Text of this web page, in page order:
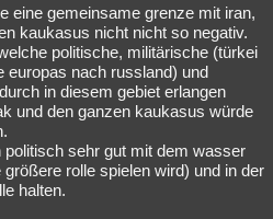
eine gemeinsame grenze mit iran,
kaukasus nicht nicht so negativ.
politische, militärische (türkei
europas nach russland) und
in diesem gebiet erlangen
und den ganzen kaukasus würde
sehr gut mit dem wasser
rolle spielen wird) und in der
halten.